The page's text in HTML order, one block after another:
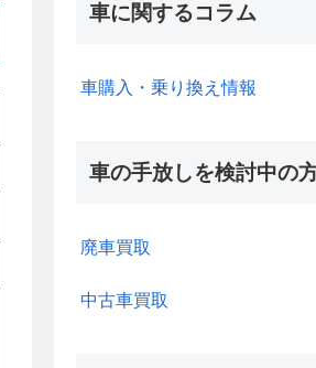
車に関するコラム
車購入・乗り換え情報
車の手放しを検討中の
廃車買取
中古車買取